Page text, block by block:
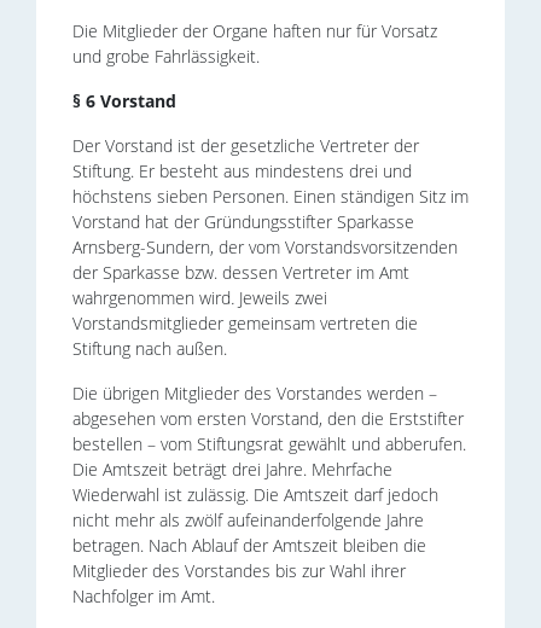
Die Mitglieder der Organe haften nur für Vorsatz
und grobe Fahrlässigkeit.
§ 6 Vorstand
Der Vorstand ist der gesetzliche Vertreter der
Stiftung. Er besteht aus mindestens drei und
höchstens sieben Personen. Einen ständigen Sitz im
Vorstand hat der Gründungsstifter Sparkasse
Arnsberg-Sundern, der vom Vorstandsvorsitzenden
der Sparkasse bzw. dessen Vertreter im Amt
wahrgenommen wird. Jeweils zwei
Vorstandsmitglieder gemeinsam vertreten die
Stiftung nach außen.
Die übrigen Mitglieder des Vorstandes werden –
abgesehen vom ersten Vorstand, den die Erststifter
bestellen – vom Stiftungsrat gewählt und abberufen.
Die Amtszeit beträgt drei Jahre. Mehrfache
Wiederwahl ist zulässig. Die Amtszeit darf jedoch
nicht mehr als zwölf aufeinanderfolgende Jahre
betragen. Nach Ablauf der Amtszeit bleiben die
Mitglieder des Vorstandes bis zur Wahl ihrer
Nachfolger im Amt.